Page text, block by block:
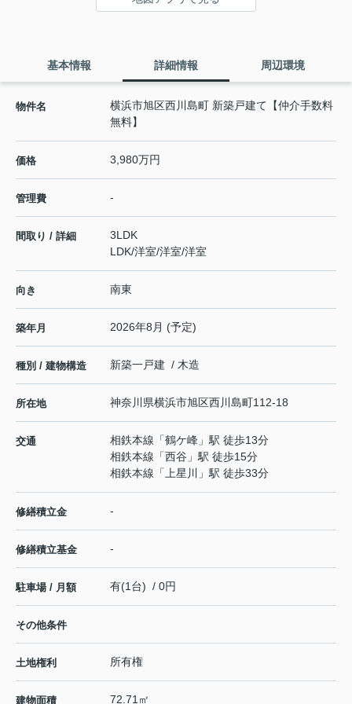
基本情報 詳細情報 周辺環境
物件名
横浜市旭区西川島町 新築戸建て【仲介手数料
無料】
価格 3,980万円
管理費 -
間取り / 詳細
3LDK
LDK/洋室/洋室/洋室
向き 南東
築年月 2026年8月 (予定)
種別 / 建物構造 新築一戸建 / 木造
所在地 神奈川県横浜市旭区西川島町112-18
交通 相鉄本線 「鶴ケ峰 」駅 徒歩13分
相鉄本線 「西谷 」駅 徒歩15分
相鉄本線 「 上星川 」駅 徒歩33分
修繕積立金 -
修繕積立基金 -
駐車場 / 月額 有(1台) / 0円
その他条件
土地権利 所有権
建物面積 72.71㎡